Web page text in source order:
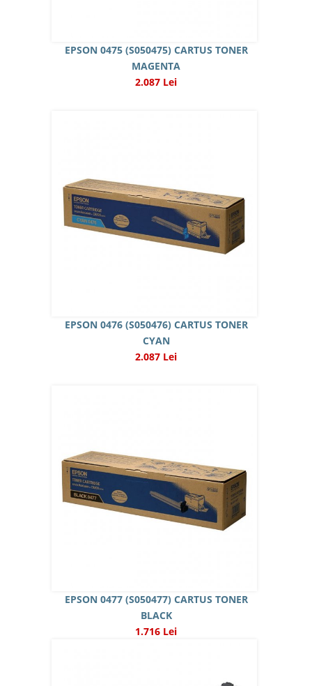
EPSON 0475 (S050475) CARTUS TONER
MAGENTA
2.087 Lei
EPSON 0476 (S050476) CARTUS TONER
CYAN
2.087 Lei
EPSON 0477 (S050477) CARTUS TONER
BLACK
1.716 Lei